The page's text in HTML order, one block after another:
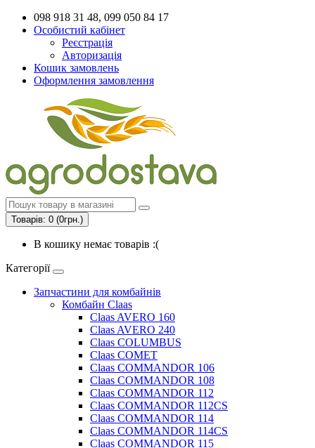
098 918 31 48, 099 050 84 17
Особистий кабінет
Реєстрація
Авторизація
Кошик замовлень
Оформлення замовлення
Товарів: 0 (0грн.)
В кошику немає товарів :(
Категорії
Запчастини для комбайнів
Комбайн Claas
Claas AVERO 160
Claas AVERO 240
Claas COLUMBUS
Claas COMET
Claas COMMANDOR 106
Claas COMMANDOR 108
Claas COMMANDOR 112
Claas COMMANDOR 112CS
Claas COMMANDOR 114
Claas COMMANDOR 114CS
Claas COMMANDOR 115